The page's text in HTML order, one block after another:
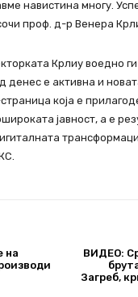
навистина многу.
проф. д-р Венера
Крлиу воедно
денес е активна и
која е
јавност, а е
на
ВИДЕО:
Загреб,